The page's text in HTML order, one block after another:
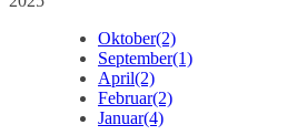
Oktober(2)
September(1)
April(2)
Februar(2)
Januar(4)